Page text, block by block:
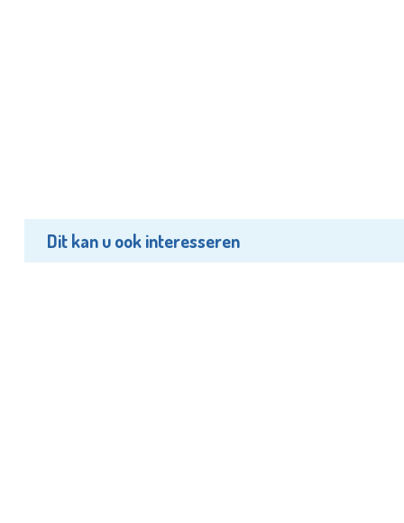
Dit kan u ook interesseren